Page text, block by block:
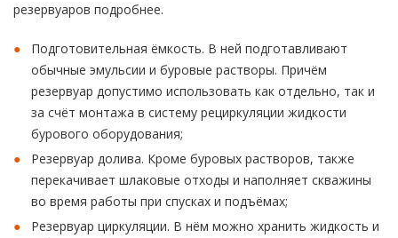
резервуаров подробнее.
Подготовительная ёмкость. В ней подготавливают
обычные эмульсии и буровые растворы. Причём
резервуар допустимо использовать как отдельно, так и
за счёт монтажа в систему рециркуляции жидкости
бурового оборудования;
Резервуар долива. Кроме буровых растворов, также
перекачивает шлаковые отходы и наполняет скважины
во время работы при спусках и подъёмах;
Резервуар циркуляции. В нём можно хранить жидкость и